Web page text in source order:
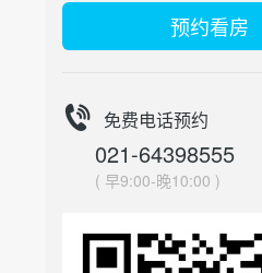
预约看房
免费电话预约
021-64398555
( 早9:00-晚10:00 )